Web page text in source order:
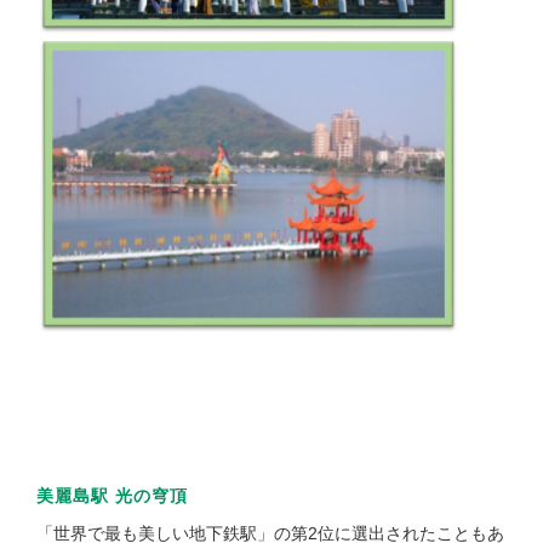
美麗島駅 光の穹頂
「世界で最も美しい地下鉄駅」の第2位に選出されたこともあ